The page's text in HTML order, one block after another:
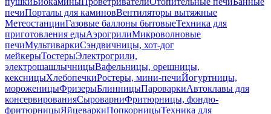
печиПорталы для каминовВентиляторы вытяжные
МетеостанцииГазовые баллоны бытовыеТехника для
приготовления едыАэрогрилиМикроволновые
печиМультиваркиСэндвичницы, хот-дог
мейкерыТостерыЭлектрогрили,
электрошашлычницыВафельницы, орешницы,
кексницыХлебопечкиРостеры, мини-печиЙогуртницы,
мороженицыФризерыБлинницыПароваркиАвтоклавы для
консервированияСыроварниФритюрницы, фондю-
фритюрницыЯйцеваркиПопкорницыТехника для